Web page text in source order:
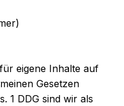
eigene Inhalte auf
Gesetzen
1 DDG sind wir als